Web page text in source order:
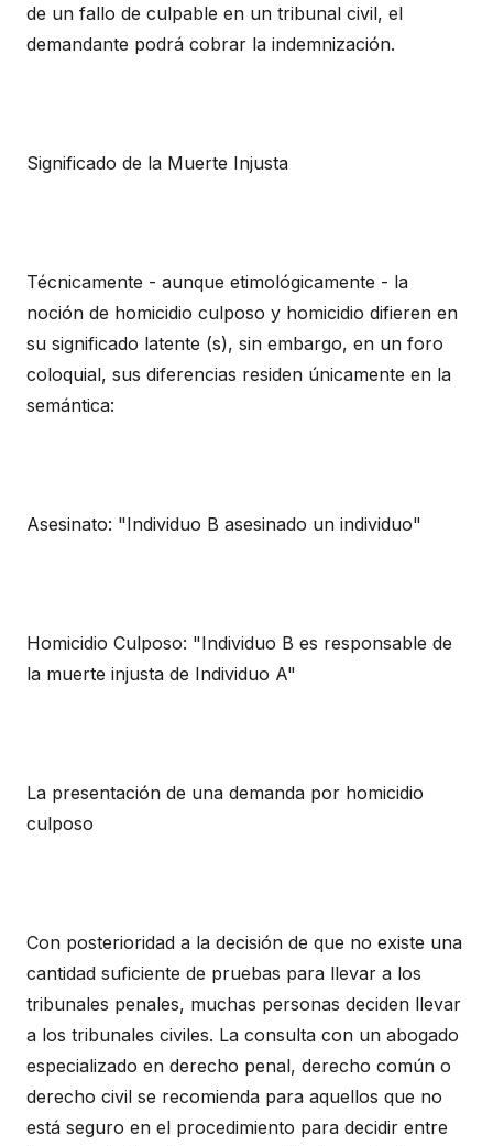
de un fallo de culpable en un tribunal civil, el
demandante podrá cobrar la indemnización.
Significado de la Muerte Injusta
Técnicamente - aunque etimológicamente - la
noción de homicidio culposo y homicidio difieren en
su significado latente (s), sin embargo, en un foro
coloquial, sus diferencias residen únicamente en la
semántica:
Asesinato: "Individuo B asesinado un individuo"
Homicidio Culposo: "Individuo B es responsable de
la muerte injusta de Individuo A"
La presentación de una demanda por homicidio
culposo
Con posterioridad a la decisión de que no existe una
cantidad suficiente de pruebas para llevar a los
tribunales penales, muchas personas deciden llevar
a los tribunales civiles. La consulta con un abogado
especializado en derecho penal, derecho común o
derecho civil se recomienda para aquellos que no
está seguro en el procedimiento para decidir entre